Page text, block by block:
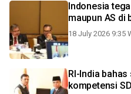
Indonesia
maupun AS di
18 July 2026 9:35
RI-India
kompetensi